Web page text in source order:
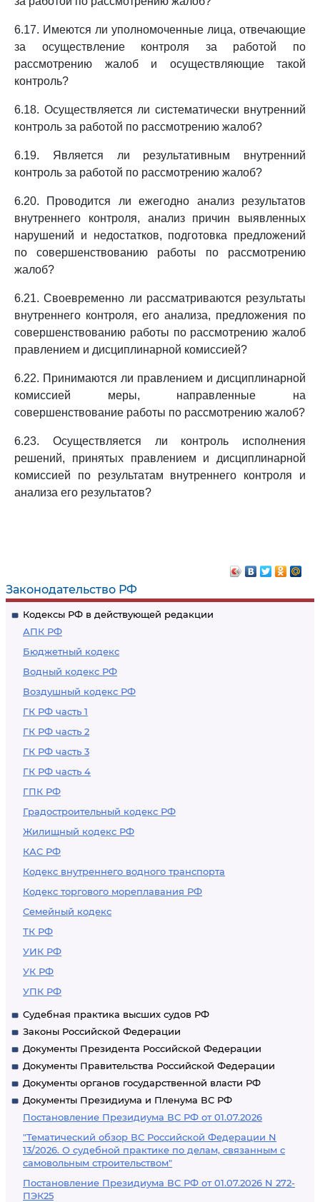
Законодательство РФ
Кодексы РФ в действующей редакции
АПК РФ
Бюджетный кодекс
Водный кодекс РФ
Воздушный кодекс РФ
ГК РФ часть 1
ГК РФ часть 2
ГК РФ часть 3
ГК РФ часть 4
ГПК РФ
Градостроительный кодекс РФ
Жилищный кодекс РФ
КАС РФ
Кодекс внутреннего водного транспорта
Кодекс торгового мореплавания РФ
Семейный кодекс
ТК РФ
УИК РФ
УК РФ
УПК РФ
Судебная практика высших судов РФ
Законы Российской Федерации
Документы Президента Российской Федерации
Документы Правительства Российской Федерации
Документы органов государственной власти РФ
Документы Президиума и Пленума ВС РФ
Постановление Президиума ВС РФ от 01.07.2026
"Тематический обзор ВС Российской Федерации N
13/2026. О судебной практике по делам, связанным с
самовольным строительством"
Постановление Президиума ВС РФ от 01.07.2026 N 272-
ПЭК25
6.17. Имеются ли уполномоченные лица, отвечающие
за осуществление контроля за работой по
рассмотрению жалоб и осуществляющие такой
контроль?
6.18. Осуществляется ли систематически внутренний
контроль за работой по рассмотрению жалоб?
6.19. Является ли результативным внутренний
контроль за работой по рассмотрению жалоб?
6.20. Проводится ли ежегодно анализ результатов
внутреннего контроля, анализ причин выявленных
нарушений и недостатков, подготовка предложений
по совершенствованию работы по рассмотрению
жалоб?
6.21. Своевременно ли рассматриваются результаты
внутреннего контроля, его анализа, предложения по
совершенствованию работы по рассмотрению жалоб
правлением и дисциплинарной комиссией?
6.22. Принимаются ли правлением и дисциплинарной
комиссией меры, направленные на
совершенствование работы по рассмотрению жалоб?
6.23. Осуществляется ли контроль исполнения
решений, принятых правлением и дисциплинарной
комиссией по результатам внутреннего контроля и
анализа его результатов?